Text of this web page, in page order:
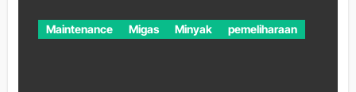
Maintenance Migas Minyak pemeliharaan